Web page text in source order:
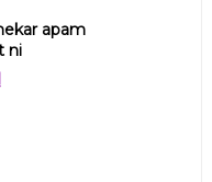
apam
ni